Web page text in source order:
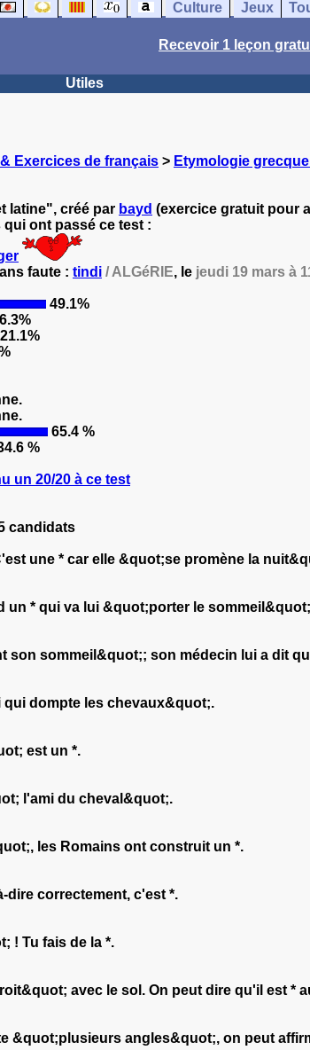
Culture Jeux
Recevoir 1 leçon
Utiles
Exercices de français > Etymologie
latine", créé par bayd (exercice gratuit pour
ont passé ce test :
faute : tindi / ALGéRIE, le jeudi 19 mars à
49.1%
21.1%
65.4 %
%
un 20/20 à ce test
candidats
une * car elle &quot;se promène la
un * qui va lui &quot;porter le
son sommeil&quot;; son médecin lui a dit
dompte les chevaux&quot;.
est un *.
l'ami du cheval&quot;.
les Romains ont construit un *.
correctement, c'est *.
! Tu fais de la *.
avec le sol. On peut dire qu'il est *
&quot;plusieurs angles&quot;, on peut